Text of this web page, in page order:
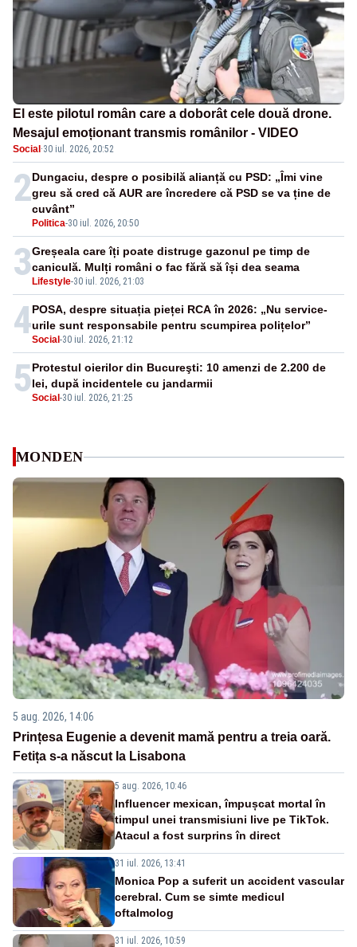
El este pilotul român care a doborât cele două drone.
Mesajul emoționant transmis românilor - VIDEO
Social ·30 iul. 2026, 20:52
2
Politica-30 iul. 2026, 20:50
Dungaciu, despre o posibilă alianță cu PSD: „Îmi vine
greu să cred că AUR are încredere că PSD se va ține de
cuvânt”
3 Lifestyle-30 iul. 2026, 21:03
Greșeala care îți poate distruge gazonul pe timp de
caniculă. Mulți români o fac fără să își dea seama
4Social -30 iul. 2026, 21:12
POSA, despre situația pieței RCA în 2026: „Nu service-
urile sunt responsabile pentru scumpirea polițelor”
5Social -30 iul. 2026, 21:25
Protestul oierilor din Bucureşti: 10 amenzi de 2.200 de
lei, după incidentele cu jandarmii
MONDEN
5 aug. 2026, 14:06
Prințesa Eugenie a devenit mamă pentru a treia oară.
Fetița s-a născut la Lisabona
5 aug. 2026, 10:46
Influencer mexican, împușcat mortal în
timpul unei transmisiuni live pe TikTok.
Atacul a fost surprins în direct
31 iul. 2026, 13:41
Monica Pop a suferit un accident vascular
cerebral. Cum se simte medicul
oftalmolog
31 iul. 2026, 10:59